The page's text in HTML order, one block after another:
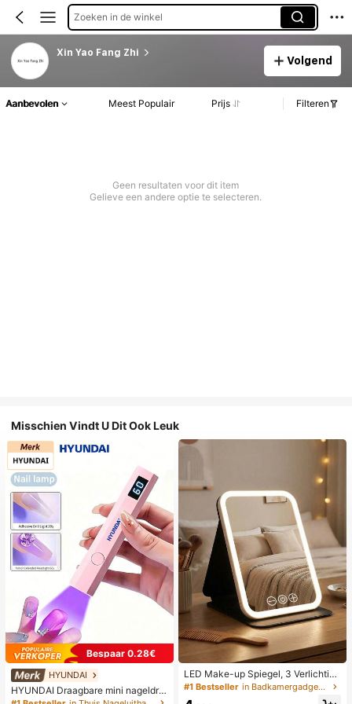
Zoeken in de winkel
Xin Yao Fang Zhi
Volgend
Aanbevolen Meest Populair Prijs Filteren
Geen resultaten voor dit item
Gelieve een andere optie te selecteren.
Misschien Vindt U Dit Ook Leuk
Bespaar 0.28€
HYUNDAI
HYUNDAI Draagbare mini nageldro
ger, oplaadbare handlamp UV/LED
LED Make-up Spiegel, 3 Verlichting
smodi, Verstelbare Helderheid, Draa
gbaar Vouwbaar Ontwerp, Geschikt
#1 Bestseller in Badkamergadgets die favoriet zijn bij klanten B